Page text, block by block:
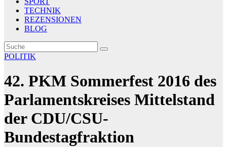
TECHNIK
REZENSIONEN
BLOG
POLITIK
42. PKM Sommerfest 2016 des
Parlamentskreises Mittelstand
der CDU/CSU-
Bundestagfraktion